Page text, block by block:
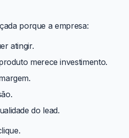
porque a empresa:
atingir.
merece investimento.
do lead.